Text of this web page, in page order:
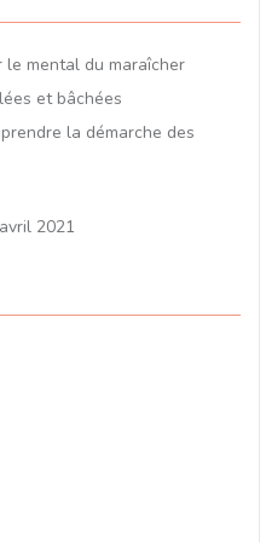
le mental du maraîcher
et bâchées
la démarche des
2021